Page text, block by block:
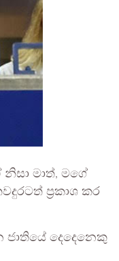
මාත්, මගේ
ප්‍රකාශ කර
ජාතියේ දෙදෙනෙකු